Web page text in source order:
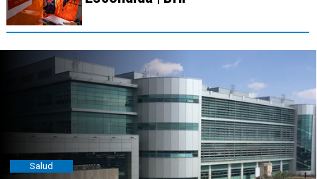
Salud